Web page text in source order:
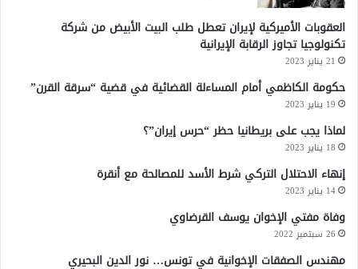
العقوبات الأميركية لإيران تعطل طلب البيت الأبيض من شركة
تكنولوجيا تجاوز الرقابة الإيرانية
21 يناير 2023
حكومة الكاظمي أمام المساءلة القضائية في قضية “سرقة القرن”
19 يناير 2023
لماذا يجب على بريطانيا حظر “حرس إيران”؟
18 يناير 2023
إنهاء الاحتلال التركي شرط الأسد للمصالحة مع أنقرة
14 يناير 2023
وفاة مفتي الإخوان يوسف القرضاوي
26 سبتمبر 2022
مهندس الصفقات الإخوانية في تونس… نور الدين البحيري